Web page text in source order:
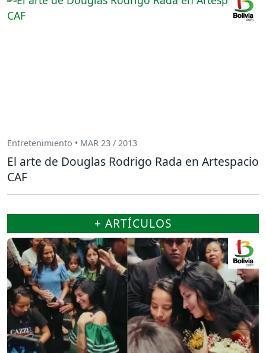
Entretenimiento • MAR 23 / 2013
El arte de Douglas Rodrigo Rada en Artespacio
CAF
+ ARTÍCULOS